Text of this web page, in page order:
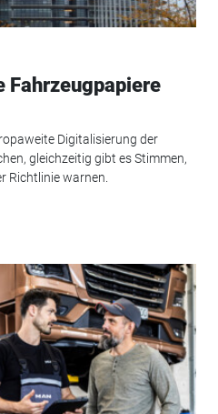
Fahrzeugpapiere
Digitalisierung der
gleichzeitig gibt es Stimmen,
Richtlinie warnen.